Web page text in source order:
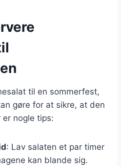
til en sommerfest,
gøre for at sikre, at den
er nogle tips:
: Lav salaten et par timer
kan blande sig.